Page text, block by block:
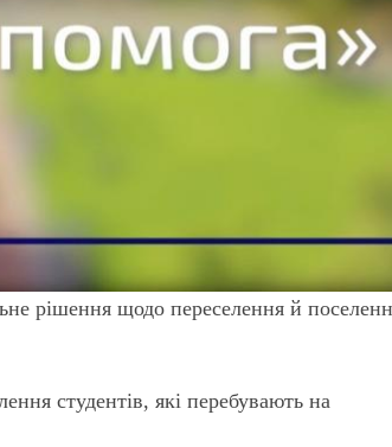
рішення щодо переселення й
студентів, які перебувають на